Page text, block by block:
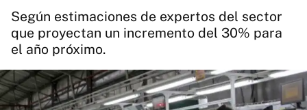
Diario del Juicio
Según estimaciones de expertos del sector
que proyectan un incremento del 30% para
el año próximo.